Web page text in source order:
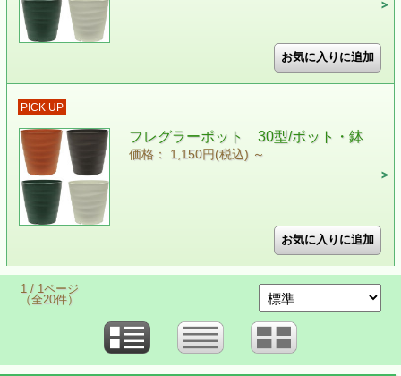
PICK UP
フレグラーポット 30型/ポット・鉢
価格： 1,150円(税込) ～
1 / 1ページ
（全20件）